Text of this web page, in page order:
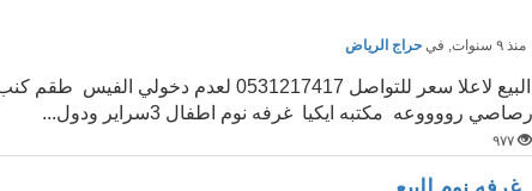
منذ ٩ سنوات , فيحراج الرياض
رصاصي رووووعه مكتبه ايكيا غرفه نوم اطفال 3سراير ودول...
٩٧٧